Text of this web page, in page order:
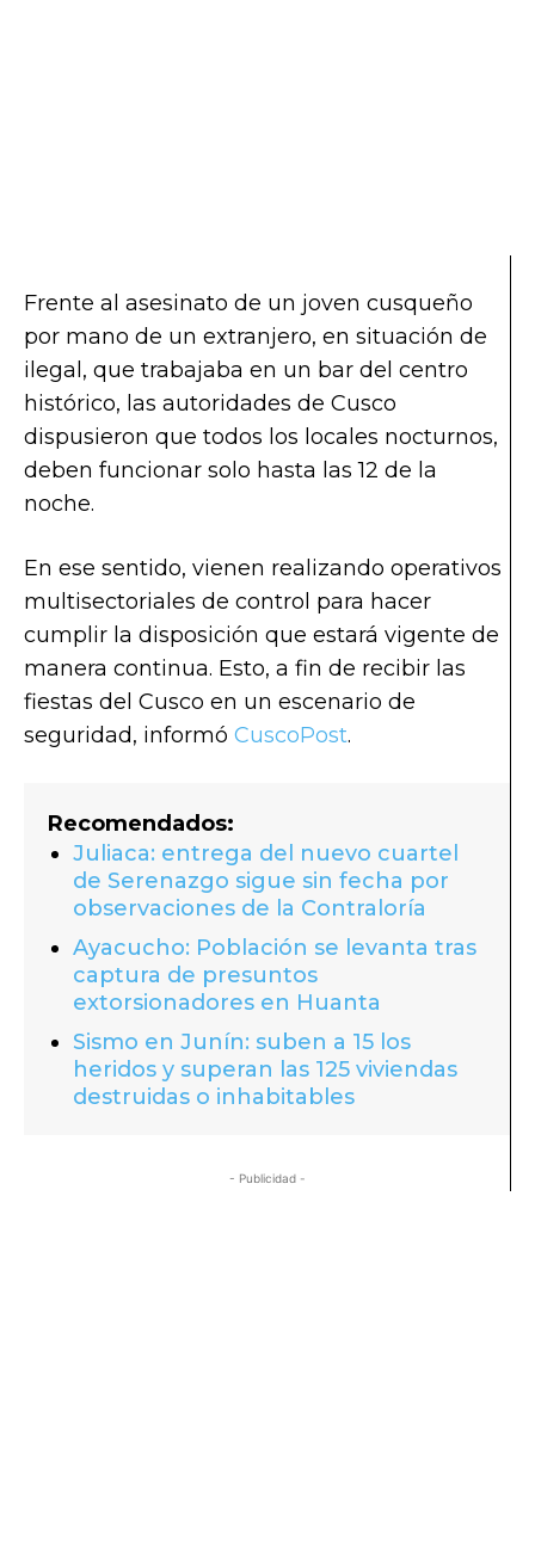
Frente al asesinato de un joven cusqueño
por mano de un extranjero, en situación de
ilegal, que trabajaba en un bar del centro
histórico, las autoridades de Cusco
dispusieron que todos los locales nocturnos,
deben funcionar solo hasta las 12 de la
noche.
En ese sentido, vienen realizando operativos
multisectoriales de control para hacer
cumplir la disposición que estará vigente de
manera continua. Esto, a fin de recibir las
fiestas del Cusco en un escenario de
seguridad, informó CuscoPost.
Recomendados:
Juliaca: entrega del nuevo cuartel
de Serenazgo sigue sin fecha por
observaciones de la Contraloría
Ayacucho: Población se levanta tras
captura de presuntos
extorsionadores en Huanta
Sismo en Junín: suben a 15 los
heridos y superan las 125 viviendas
destruidas o inhabitables
- Publicidad -